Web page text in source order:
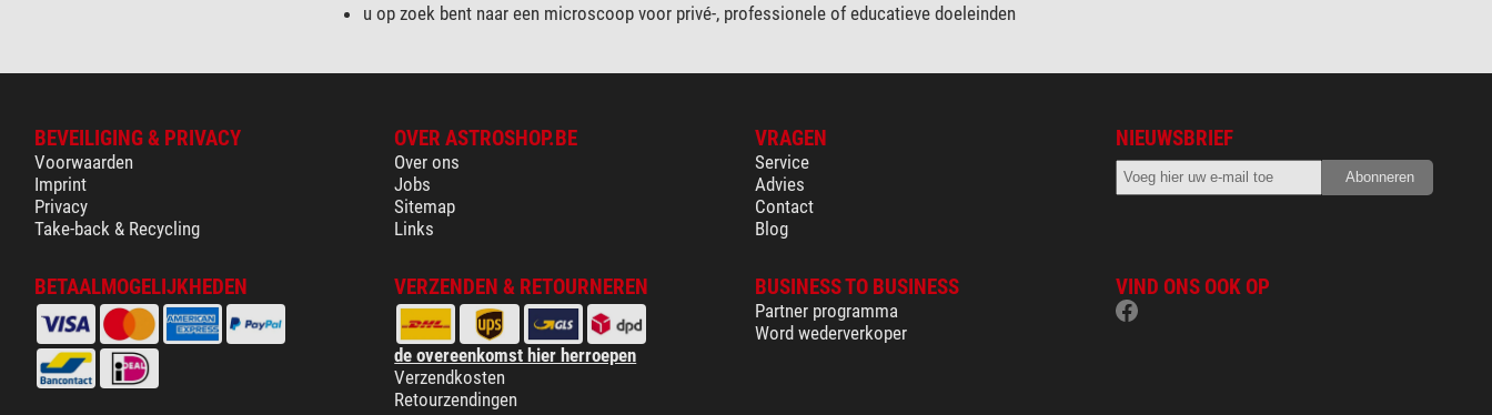
u op zoek bent naar een microscoop voor privé-, professionele of educatieve doeleinden
BEVEILIGING & PRIVACY
Voorwaarden
Imprint
Privacy
Take-back & Recycling
OVER ASTROSHOP.BE
Over ons
Jobs
Sitemap
Links
VRAGEN
Service
Advies
Contact
Blog
NIEUWSBRIEF
BETAALMOGELIJKHEDEN VERZENDEN & RETOURNEREN
de overeenkomst hier herroepen
Verzendkosten
Retourzendingen
BUSINESS TO BUSINESS
Partner programma
Word wederverkoper
VIND ONS OOK OP